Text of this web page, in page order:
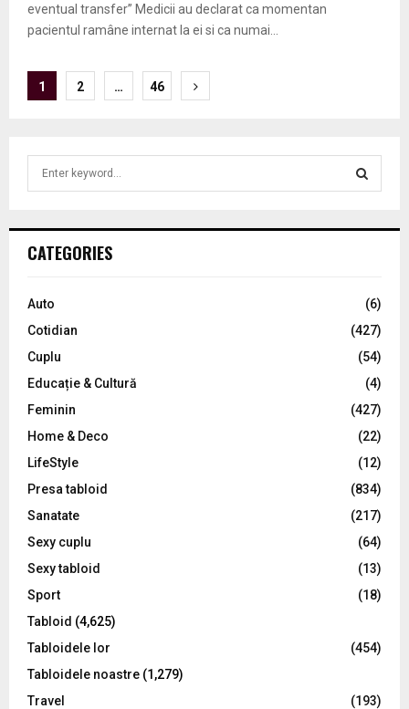
eventual transfer” Medicii au declarat ca momentan
pacientul ramâne internat la ei si ca numai...
P
s
t
s
p
g
i
n
a
t
i
o
n
1 2 … 46
h
o
:
C
CATEGORIES
Auto
(6)
Cotidian
(427)
Cuplu
(54)
Educație & Cultură
(4)
Feminin
(427)
Home & Deco
(22)
LifeStyle
(12)
Presa tabloid
(834)
Sanatate
(217)
Sexy cuplu
(64)
Sexy tabloid
(13)
Sport
(18)
Tabloid (4,625)
Tabloidele lor
(454)
Tabloidele noastre (1,279)
Travel
(193)